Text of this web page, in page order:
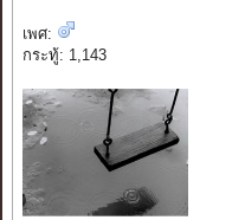
เพศ:
กระทู้: 1,143